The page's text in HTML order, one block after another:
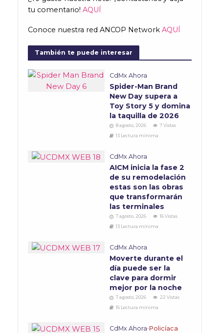
tu comentario! AQUÍ
Conoce nuestra red ANCOP Network AQUÍ
También te puede interesar
CdMx Ahora
Spider-Man Brand
New Day supera a
Toy Story 5 y domina
la taquilla de 2026
8 agosto, 2026
7 Vistas
13 Lectura mínima
CdMx Ahora
AICM inicia la fase 2
de su remodelación
estas son las obras
que transformarán
las terminales
7 agosto, 2026
16 Vistas
13 Lectura mínima
CdMx Ahora
Moverte durante el
día puede ser la
clave para dormir
mejor por la noche
7 agosto, 2026
22 Vistas
16 Lectura mínima
CdMx Ahora•Policíaca